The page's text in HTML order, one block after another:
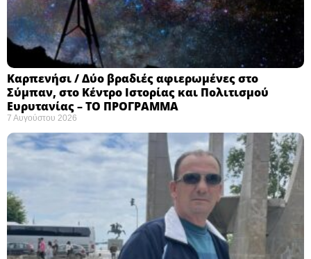
Καρπενήσι / Δύο βραδιές αφιερωμένες στο
Σύμπαν, στο Κέντρο Ιστορίας και Πολιτισμού
Ευρυτανίας – ΤΟ ΠΡΟΓΡΑΜΜΑ
7 Αυγούστου 2026